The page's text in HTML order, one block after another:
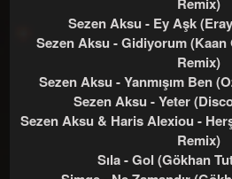
Sezen Aksu - Ey Aşk
Sezen Aksu - Gidiyorum (Kaan
Remix)
Sezen Aksu - Yanmışım Ben
Sezen Aksu - Yeter
Sezen Aksu & Haris Alexiou -
Remix)
Sıla - Gol (Gökhan